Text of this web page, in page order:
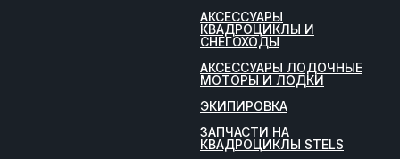
АКСЕССУАРЫ
КВАДРОЦИКЛЫ И
СНЕГОХОДЫ
АКСЕССУАРЫ ЛОДОЧНЫЕ
МОТОРЫ И ЛОДКИ
ЭКИПИРОВКА
ЗАПЧАСТИ НА
КВАДРОЦИКЛЫ STELS